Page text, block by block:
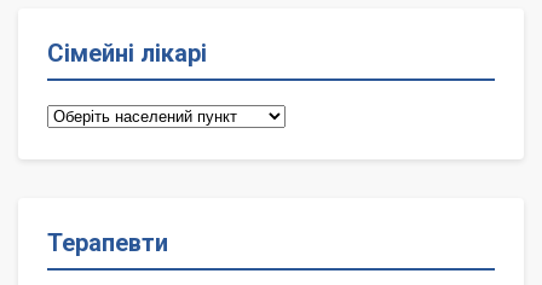
Сімейні лікарі
Сімейні
Терапевти